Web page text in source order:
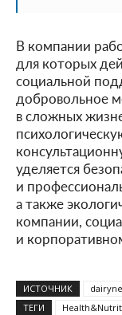
В компании
для которых
социальной
добровольное
в сложных
уделяется
и
а также
компании,
и
ИСТОЧНИК
ТЕГИ